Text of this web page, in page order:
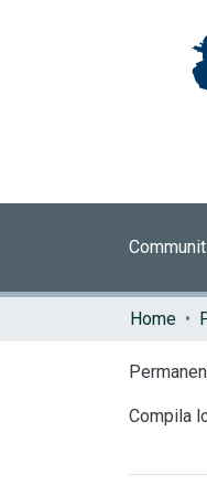
Home
Compila